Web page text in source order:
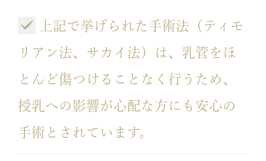
上記で挙げられた手術法（ティモ
リアン法、サカイ法）は、乳管をほ
とんど傷つけることなく行うため、
授乳への影響が心配な方にも安心の
手術とされています。